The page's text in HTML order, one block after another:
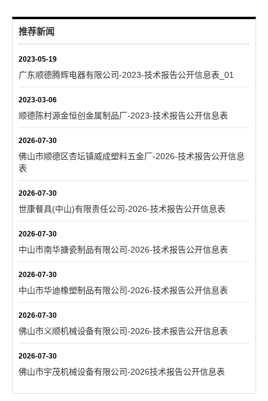
推荐新闻
2023-05-19
广东顺德腾辉电器有限公司-2023-技术报告公开信息表_01
2023-03-06
顺德陈村源金恒创金属制品厂-2023-技术报告公开信息表
2026-07-30
佛山市顺德区杏坛镇威成塑料五金厂-2026-技术报告公开信息
表
2026-07-30
世康餐具(中山)有限责任公司-2026-技术报告公开信息表
2026-07-30
中山市南华搪瓷制品有限公司-2026-技术报告公开信息表
2026-07-30
中山市华迪橡塑制品有限公司-2026-技术报告公开信息表
2026-07-30
佛山市义顺机械设备有限公司-2026-技术报告公开信息表
2026-07-30
佛山市宇茂机械设备有限公司-2026技术报告公开信息表